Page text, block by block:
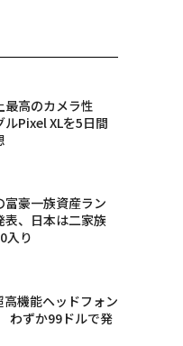
最高のカメラ性
Pixel XLを5日間
富豪一族資産ラン
表、日本は二家族
入り
高機能ヘッドフォン
わずか99ドルで発